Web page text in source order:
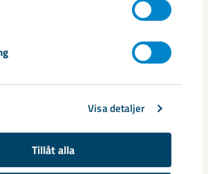
Visa detaljer
Tillåt alla
upptäckte en
Kiruna
helgen uppleva handboll på hög nivå
från Sverige, Norge, Portugal och